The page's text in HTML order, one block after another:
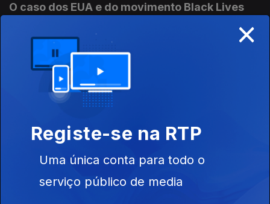
O caso dos EUA e do movimento Black Lives
11 set. 2020
O caso das crianças Yazidis, sobreviventes do
'Estado Islâmico'
A ameaça silenciosa aos direitos humanos: a
vigilância digital. Com Pedro Neto, diretor da
×
Registe-se na RTP
Uma única conta para todo o
serviço público de media